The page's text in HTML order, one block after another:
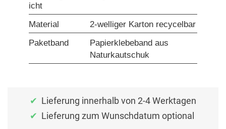
icht
Material
2-welliger Karton recycelbar
Paketband
Papierklebeband aus
Naturkautschuk
Lieferung innerhalb von 2-4 Werktagen
Lieferung zum Wunschdatum optional